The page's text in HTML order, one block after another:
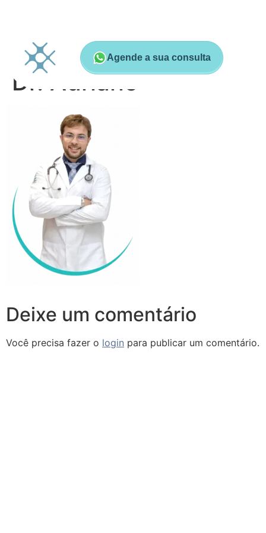
Agende a sua consulta
Dr. Adriano
Deixe um comentário
Você precisa fazer o login para publicar um comentário.